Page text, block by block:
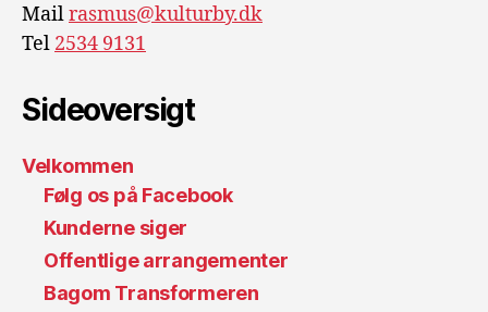
Mailrasmus@kulturby.dk
Tel 2534 9131
Sideoversigt
Velkommen
Følg os på Facebook
Kunderne siger
Offentlige arrangementer
Bagom Transformeren